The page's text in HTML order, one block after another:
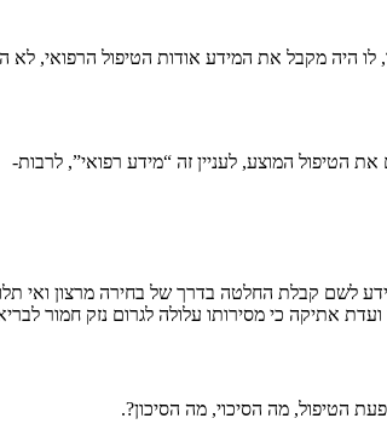
לו היה מקבל את המידע אודות הטיפול הרפואי, לא
המוצע, לעניין זה “מידע רפואי”, לרבות-
לשם קבלת החלטה בדרך של בחירה מרצון ואי
אתיקה כי מסירותו עלולה לגרום נזק חמור
הטיפול, מה הסיכוי, מה הסיכון?.